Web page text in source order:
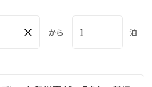
だけます。
減の取り組みの一環として、
持参いただく「ライフスタイル
× から 泊